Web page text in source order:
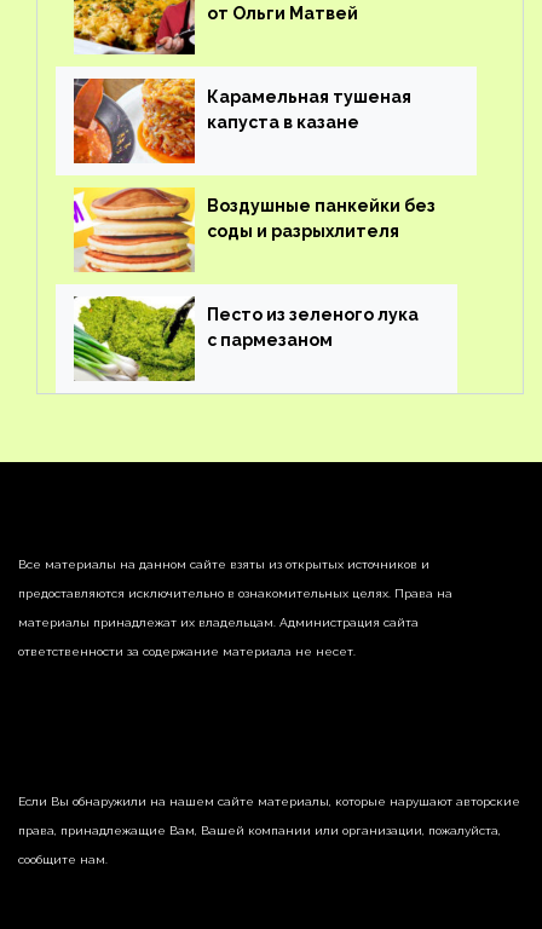
от Ольги Матвей
Карамельная тушеная
капуста в казане
Воздушные панкейки без
соды и разрыхлителя
Песто из зеленого лука
с пармезаном
Все материалы на данном сайте взяты из открытых источников и
предоставляются исключительно в ознакомительных целях. Права на
материалы принадлежат их владельцам. Администрация сайта
ответственности за содержание материала не несет.
Если Вы обнаружили на нашем сайте материалы, которые нарушают авторские
права, принадлежащие Вам, Вашей компании или организации, пожалуйста,
сообщите нам.